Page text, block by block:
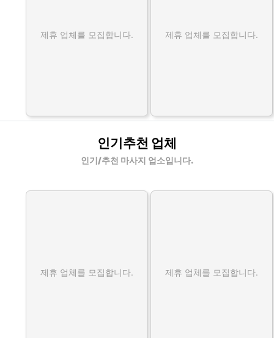
제휴 업체를 모집합니다. 제휴 업체를 모집합니다.
인기추천 업체
인기/추천 마사지 업소입니다.
제휴 업체를 모집합니다. 제휴 업체를 모집합니다.